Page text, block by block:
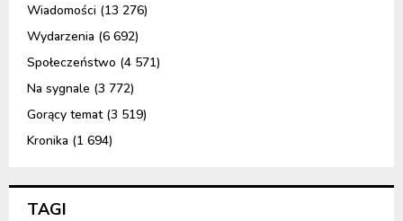
Wiadomości (13 276)
Wydarzenia (6 692)
Społeczeństwo (4 571)
Na sygnale (3 772)
Gorący temat(3 519)
Kronika (1 694)
TAGI